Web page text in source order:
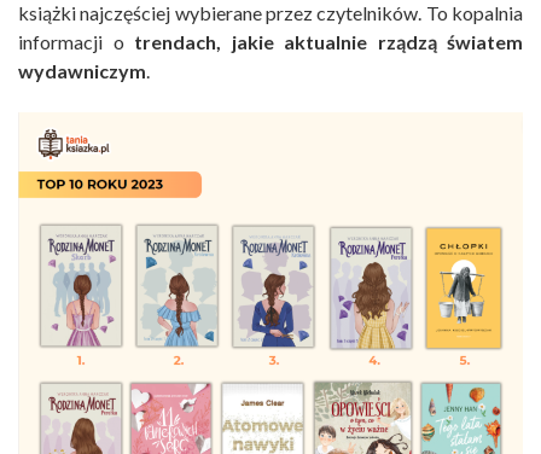
książki najczęściej wybierane przez czytelników. To kopalnia
informacji o trendach, jakie aktualnie rządzą światem
wydawniczym.